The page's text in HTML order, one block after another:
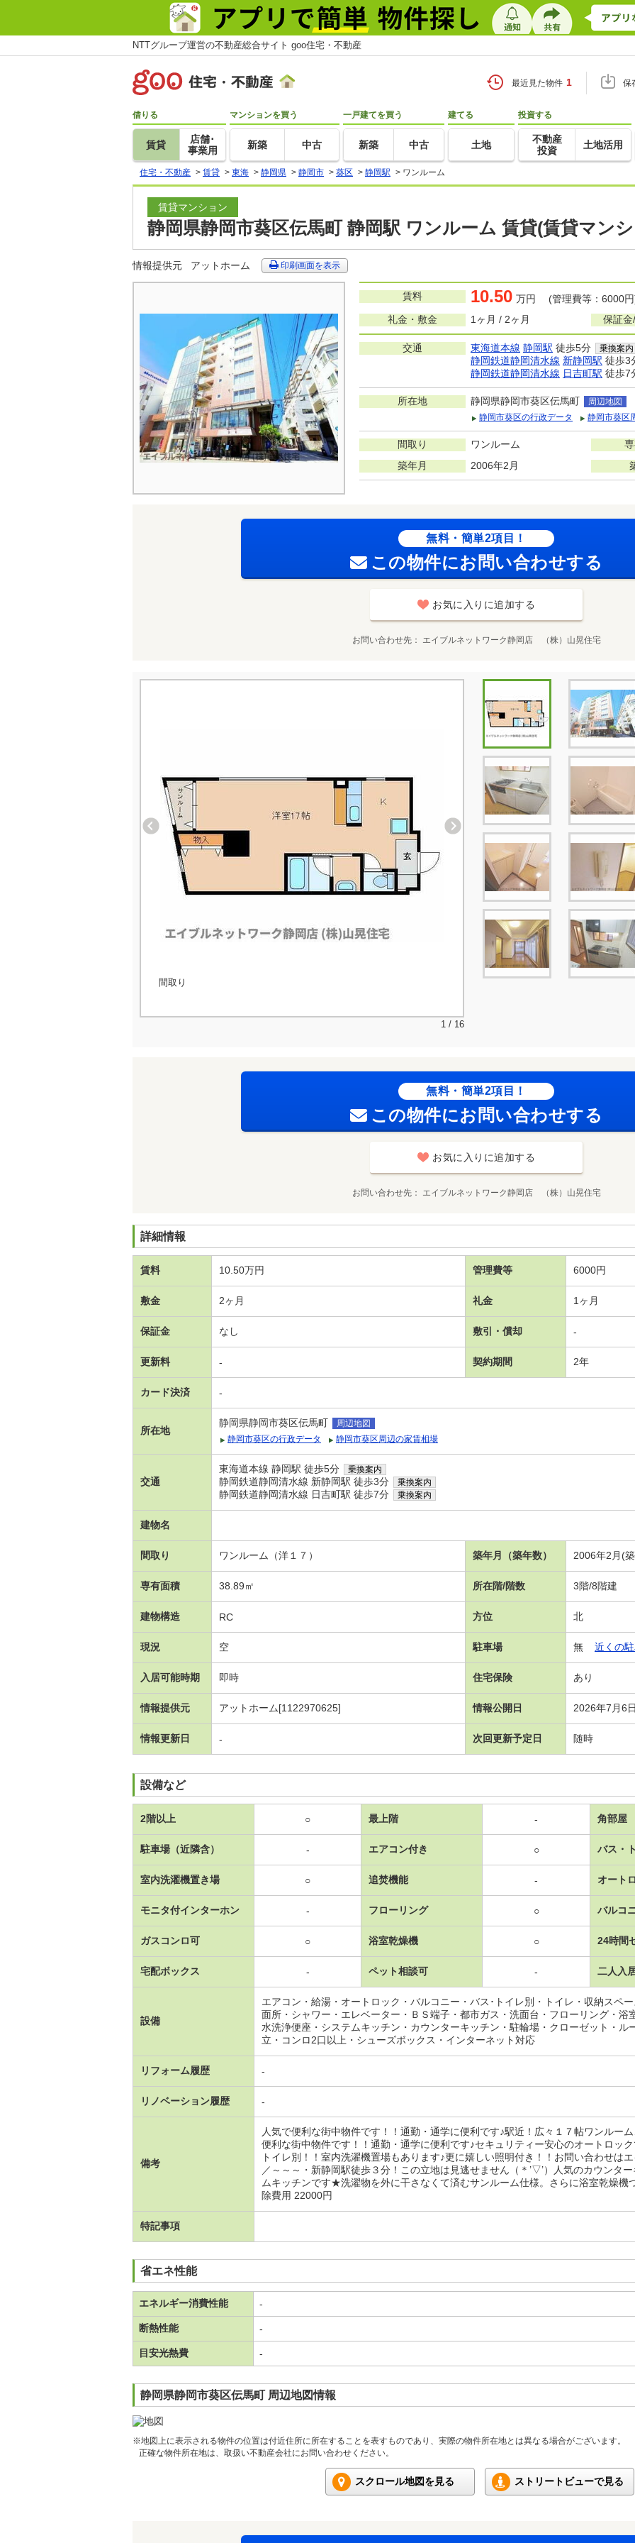
NTTグループ運営の不動産総合サイト goo住宅・不動産
最近見た物件 1 保
借りる
賃貸
店舗･
事業用
マンションを買う
新築 中古
一戸建てを買う
新築 中古
建てる
土地
投資する
不動産
投資
土地活用
住宅・不動産 > 賃貸 > 東海 > 静岡県 > 静岡市 > 葵区 > 静岡駅 > ワンルーム
賃貸マンション
静岡県静岡市葵区伝馬町 静岡駅 ワンルーム 賃貸(賃貸マン
情報提供元 アットホーム 印刷画面を表示
賃料 10.50 万円 (管理費等：6000
礼金・敷金
1ヶ月 / 2ヶ月 保証金
交通 東海道本線 静岡駅 徒歩5分 乗換案内
静岡鉄道静岡清水線 新静岡駅 徒歩3
静岡鉄道静岡清水線 日吉町駅 徒歩7
所在地 静岡県静岡市葵区伝馬町
周辺地図
静岡市葵区の行政データ
静岡市葵区
間取り ワンルーム
築年月 2006年2月
無料・簡単2項目！
この物件にお問い合わせする
お気に入りに追加する
お問い合わせ先 エイブルネットワーク静岡店 （株）山晃住宅
間取り
1 / 16
無料・簡単2項目！
この物件にお問い合わせする
お気に入りに追加する
お問い合わせ先 エイブルネットワーク静岡店 （株）山晃住宅
詳細情報
賃料 10.50万円 管理費等 6000円
敷金 2ヶ月 礼金 1ヶ月
保証金 なし 敷引・償却 -
更新料 - 契約期間 2年
カード決済 -
所在地
静岡県静岡市葵区伝馬町
周辺地図
静岡市葵区の行政データ
静岡市葵区周辺の家賃相場
交通
東海道本線 静岡駅 徒歩5分 乗換案内
静岡鉄道静岡清水線 新静岡駅 徒歩3分 乗換案内
静岡鉄道静岡清水線 日吉町駅 徒歩7分 乗換案内
建物名
間取り ワンルーム（洋１７） 築年月（築年数） 2006年2月(
専有面積 38.89㎡ 所在階/階数 3階/8階建
建物構造 RC 方位 北
現況 空 駐車場 無 近くの
入居可能時期 即時 住宅保険 あり
情報提供元 アットホーム[1122970625] 情報公開日 2026年7月6日
情報更新日 - 次回更新予定日 随時
設備など
2階以上 ○ 最上階 - 角部屋
駐車場（近隣含） - エアコン付き ○ バス・
室内洗濯機置き場 ○ 追焚機能 - オート
モニタ付インターホン - フローリング ○ バルコ
ガスコンロ可 ○ 浴室乾燥機 ○ 24時間
宅配ボックス - ペット相談可 - 二人入
設備
エアコン・給湯・オートロック・バルコニー・バス･トイレ別・トイレ・収納スペ
面所・シャワー・エレベーター・ＢＳ端子・都市ガス・洗面台・フローリング・浴
水洗浄便座・システムキッチン・カウンターキッチン・駐輪場・クローゼット・ル
立・コンロ2口以上・シューズボックス・インターネット対応
リフォーム履歴 -
リノベーション履歴 -
備考
人気で便利な街中物件です！！通勤・通学に便利です♪駅近！広々１７帖ワンルー
便利な街中物件です！！通勤・通学に便利です♪セキュリティー安心のオートロッ
トイレ別！！室内洗濯機置場もあります♪更に嬉しい照明付き！！お問い合わせは
／～～～・新静岡駅徒歩３分！この立地は見逃せません（＊’▽’）人気のカウンタ
ムキッチンです★洗濯物を外に干さなくて済むサンルーム仕様。さらに浴室乾燥
除費用 22000円
特記事項
省エネ性能
エネルギー消費性能 -
断熱性能 -
目安光熱費 -
静岡県静岡市葵区伝馬町 周辺地図情報
※地図上に表示される物件の位置は付近住所に所在することを表すものであり、実際の物件所在地とは異なる場合がございます。
正確な物件所在地は、取扱い不動産会社にお問い合わせください。
スクロール地図を見る ストリートビューで見る